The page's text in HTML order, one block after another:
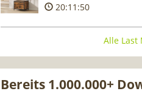
20:11:49
Alle Last
Bereits 1.000.000+